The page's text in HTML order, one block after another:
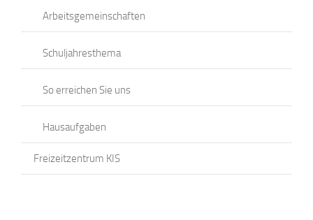
Arbeitsgemeinschaften
Schuljahresthema
So erreichen Sie uns
Hausaufgaben
Freizeitzentrum KIS